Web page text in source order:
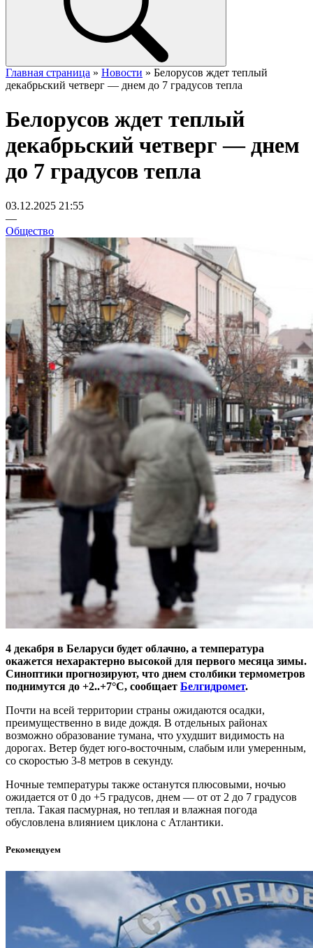
Главная страница » Новости » Белорусов ждет теплый
декабрьский четверг — днем до 7 градусов тепла
Белорусов ждет теплый
декабрьский четверг — днем
до 7 градусов тепла
03.12.2025 21:55
—
Общество
4 декабря в Беларуси будет облачно, а температура
окажется нехарактерно высокой для первого месяца зимы.
Синоптики прогнозируют, что днем столбики термометров
поднимутся до +2..+7°С, сообщает Белгидромет.
Почти на всей территории страны ожидаются осадки,
преимущественно в виде дождя. В отдельных районах
возможно образование тумана, что ухудшит видимость на
дорогах. Ветер будет юго-восточным, слабым или умеренным,
со скоростью 3-8 метров в секунду.
Ночные температуры также останутся плюсовыми, ночью
ожидается от 0 до +5 градусов, днем — от от 2 до 7 градусов
тепла. Такая пасмурная, но теплая и влажная погода
обусловлена влиянием циклона с Атлантики.
Рекомендуем